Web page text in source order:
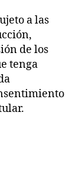
a las
de los
tenga